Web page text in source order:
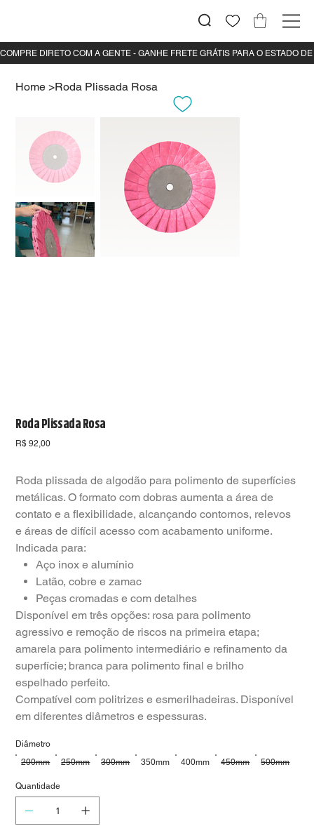
Home >Roda Plissada Rosa
Roda Plissada Rosa
Preço
R$ 92,00
Roda plissada de algodão para polimento de superfícies
metálicas. O formato com dobras aumenta a área de
contato e a flexibilidade, alcançando contornos, relevos
e áreas de difícil acesso com acabamento uniforme.
Indicada para:
Aço inox e alumínio
Latão, cobre e zamac
Peças cromadas e com detalhes
Disponível em três opções: rosa para polimento
agressivo e remoção de riscos na primeira etapa;
amarela para polimento intermediário e refinamento da
superfície; branca para polimento final e brilho
espelhado perfeito.
Compatível com politrizes e esmerilhadeiras. Disponível
em diferentes diâmetros e espessuras.
200mm 250mm 300mm 350mm 400mm 450mm 500mm
Diâmetro
Quantidade